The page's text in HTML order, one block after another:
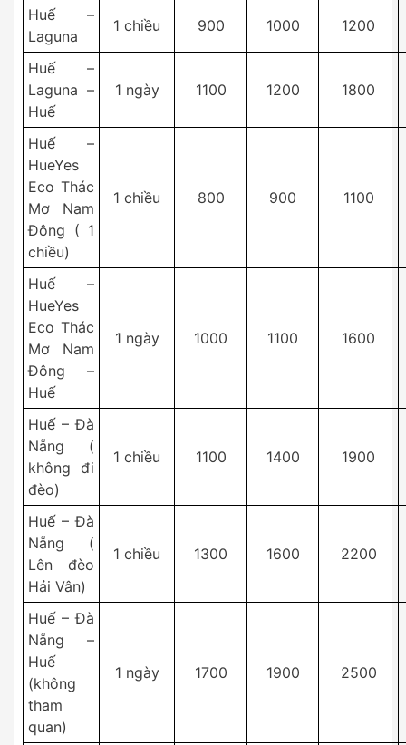
Huế –
Laguna
1 chiều 900 1000 1200
Huế –
Laguna –
Huế
1 ngày 1100 1200 1800
Huế –
HueYes
Eco Thác
Mơ Nam
Đông ( 1
chiều)
1 chiều 800 900 1100
Huế –
HueYes
Eco Thác
Mơ Nam
Đông –
Huế
1 ngày 1000 1100 1600
Huế – Đà
Nẵng (
không đi
đèo)
1 chiều 1100 1400 1900
Huế – Đà
Nẵng (
Lên đèo
Hải Vân)
1 chiều 1300 1600 2200
Huế – Đà
Nẵng –
Huế
(không
tham
quan)
1 ngày 1700 1900 2500